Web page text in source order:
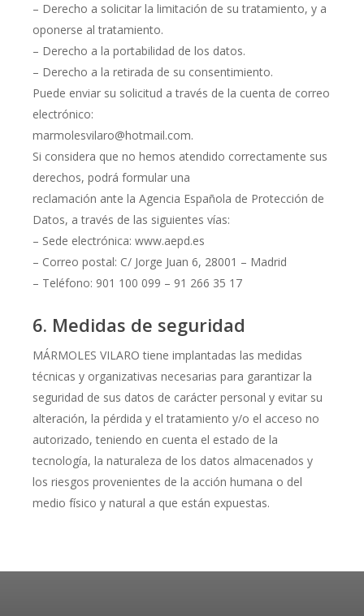
– Derecho a solicitar la limitación de su tratamiento, y a
oponerse al tratamiento.
– Derecho a la portabilidad de los datos.
– Derecho a la retirada de su consentimiento.
Puede enviar su solicitud a través de la cuenta de correo
electrónico:
marmolesvilaro@hotmail.com.
Si considera que no hemos atendido correctamente sus
derechos, podrá formular una
reclamación ante la Agencia Española de Protección de
Datos, a través de las siguientes vías:
– Sede electrónica: www.aepd.es
– Correo postal: C/ Jorge Juan 6, 28001 – Madrid
– Teléfono: 901 100 099 – 91 266 35 17
6. Medidas de seguridad
MÁRMOLES VILARO tiene implantadas las medidas
técnicas y organizativas necesarias para garantizar la
seguridad de sus datos de carácter personal y evitar su
alteración, la pérdida y el tratamiento y/o el acceso no
autorizado, teniendo en cuenta el estado de la
tecnología, la naturaleza de los datos almacenados y
los riesgos provenientes de la acción humana o del
medio físico y natural a que están expuestas.